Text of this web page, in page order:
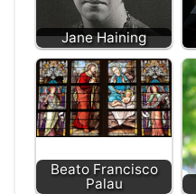
Jane Haining
Beato Francisco
Palau